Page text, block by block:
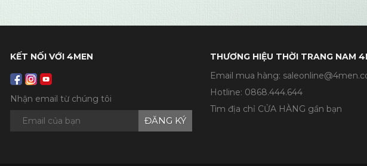
KẾT NỐI VỚI 4MEN
Nhận email từ chúng tôi
ĐĂNG KÝ
THƯƠNG HIỆU THỜI TRANG NAM
Email mua hàng:
Hotline: 0868.444.644
Tìm địa chỉ CỬA HÀNG gần bạn